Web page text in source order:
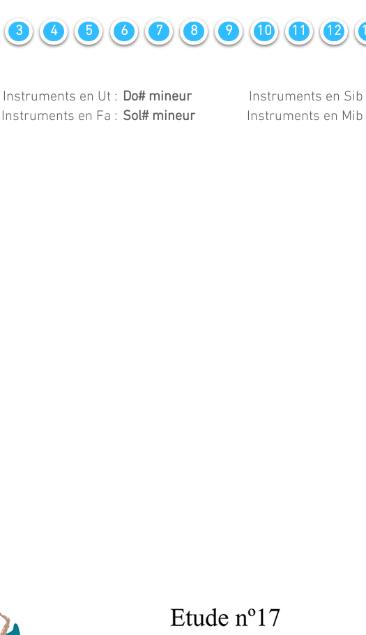
Instruments en Ut :
Instruments en Fa :
Do# mineur
Instruments en Sib
Sol# mineur
Instruments en Mib
3 4 5 6 7 8 9 10 11 12